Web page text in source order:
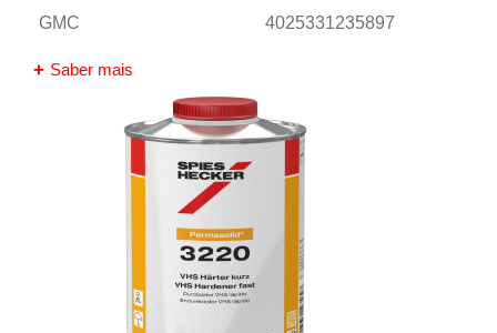
GMC 4025331235897
Saber mais